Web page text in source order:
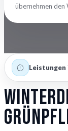
übernehmen den
Leistungen